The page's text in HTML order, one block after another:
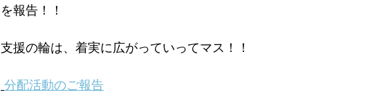
を報告！！
支援の輪は、着実に広がっていってマス！！
分配活動のご報告